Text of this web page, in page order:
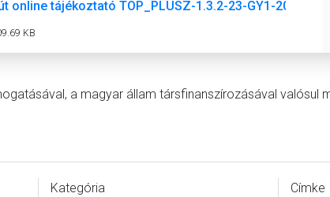
online tájékoztató TOP_PLUSZ-1.3.2-23-GY1-2025-
KB
a magyar állam társfinanszírozásával valósul
Kategória
Címke